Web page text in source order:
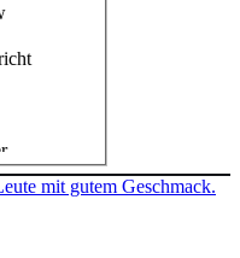
mit gutem Geschmack.